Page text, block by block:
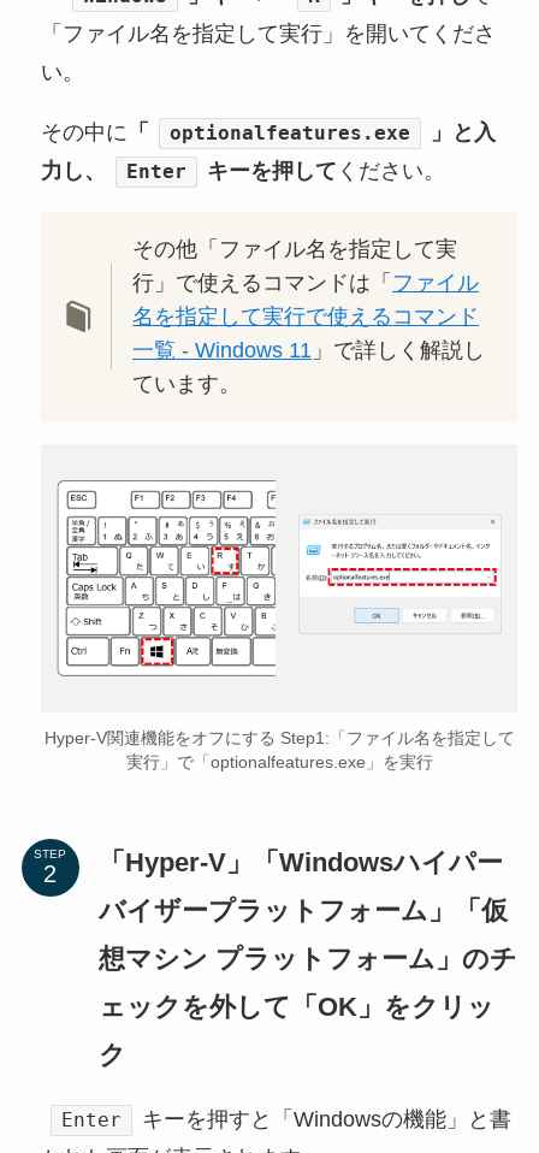
「ファイル名を指定して実行」を開いてくださ
い。
その中に 「 optionalfeatures.exe
」と入
力し、
Enter キーを押して ください。
その他「ファイル名を指定して実
行」で使えるコマンドは「 ファイル
名を指定して実行で使えるコマンド
一覧 - Windows 11 」で詳しく解説し
ています。
Hyper-V関連機能をオフにする Step1:「ファイル名を指定して
実行」で「optionalfeatures.exe」を実行
STEP
「Hyper-V」「Windowsハイパー
バイザープラットフォーム」「仮
想マシン プラットフォーム」のチ
ェックを外して「OK」をクリッ
ク
Enter
キーを押すと「Windowsの機能」と書